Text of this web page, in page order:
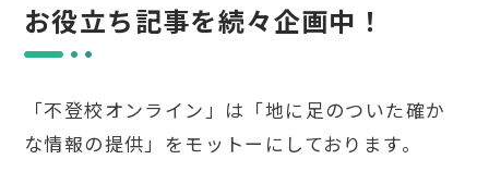
お役立ち記事を続々企画中！
「不登校オンライン」は「地に足のついた確か
な情報の提供」をモットーにしております。